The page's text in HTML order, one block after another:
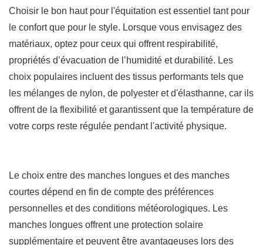
Choisir le bon haut pour l'équitation est essentiel tant pour
le confort que pour le style. Lorsque vous envisagez des
matériaux, optez pour ceux qui offrent respirabilité,
propriétés d’évacuation de l’humidité et durabilité. Les
choix populaires incluent des tissus performants tels que
les mélanges de nylon, de polyester et d'élasthanne, car ils
offrent de la flexibilité et garantissent que la température de
votre corps reste régulée pendant l'activité physique.
Le choix entre des manches longues et des manches
courtes dépend en fin de compte des préférences
personnelles et des conditions météorologiques. Les
manches longues offrent une protection solaire
supplémentaire et peuvent être avantageuses lors des